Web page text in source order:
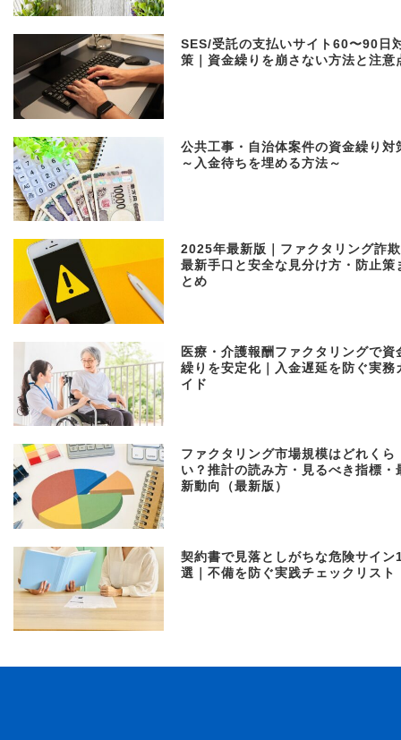
SES/受託の支払いサイト60〜90日
策｜資金繰りを崩さない方法と注意
公共工事・自治体案件の資金繰り対
～入金待ちを埋める方法～
2025年最新版｜ファクタリング詐
最新手口と安全な見分け方・防止策
とめ
医療・介護報酬ファクタリングで資
繰りを安定化｜入金遅延を防ぐ実務
イド
ファクタリング市場規模はどれくら
い？推計の読み方・見るべき指標・
新動向（最新版）
契約書で見落としがちな危険サイン
選｜不備を防ぐ実践チェックリスト